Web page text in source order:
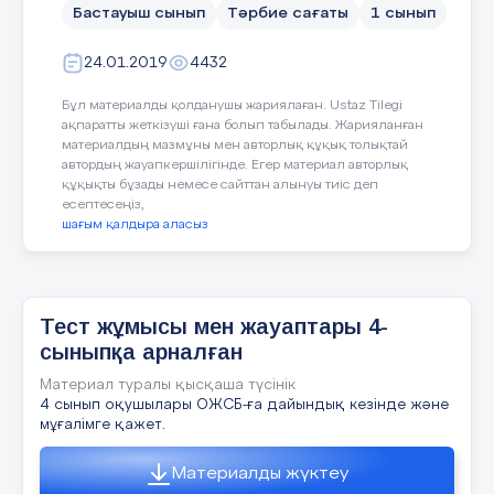
26 слайд
27 слайд
28 слайд
Би: «Әліппе» биі
Білімдегі жарық не?
Балалар: Ол сүйікті - Әліппе!
Ол сүйікті -Әліппе!
Ұстазыңды тыңда балам
Күнделігің беске болсын, балам
мұғалім:
Дәл осылай 2015 жылдың 1 -
қыркүйегінде мектеп табалдырығын
аттаған бүлдіршіндеріміз бүгінгі күні әріп
танып, оқып, жазып үйреніп, өздерінің
Мерейі үстем жыл болсын
Шәкірттерім білімді
Елім дейтін ұл мен қыз болсын дей
отырып 1 «а» сыныбының оқушыларын
ортаға шақырамын.
Бастауыш сынып Тәрбие сағаты 1 сынып
24.01.2019 4432
Бұл материалды қолданушы жариялаған. Ustaz Tilegi
ақпаратты жеткізуші ғана болып табылады. Жарияланған
материалдың мазмұны мен авторлық құқық толықтай
автордың жауапкершілігінде. Егер материал авторлық
құқықты бұзады немесе сайттан алынуы тиіс деп
есептесеңіз,
шағым қалдыра аласыз
Тест жұмысы мен жауаптары 4-
сыныпқа арналған
Материал туралы қысқаша түсінік
4 сынып оқушылары ОЖСБ-ға дайындық кезінде және
мұғалімге қажет.
Материалды жүктеу